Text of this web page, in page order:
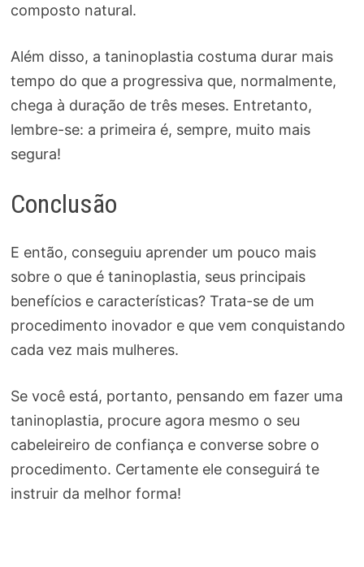
composto natural.
Além disso, a taninoplastia costuma durar mais
tempo do que a progressiva que, normalmente,
chega à duração de três meses. Entretanto,
lembre-se: a primeira é, sempre, muito mais
segura!
Conclusão
E então, conseguiu aprender um pouco mais
sobre o que é taninoplastia, seus principais
benefícios e características? Trata-se de um
procedimento inovador e que vem conquistando
cada vez mais mulheres.
Se você está, portanto, pensando em fazer uma
taninoplastia, procure agora mesmo o seu
cabeleireiro de confiança e converse sobre o
procedimento. Certamente ele conseguirá te
instruir da melhor forma!